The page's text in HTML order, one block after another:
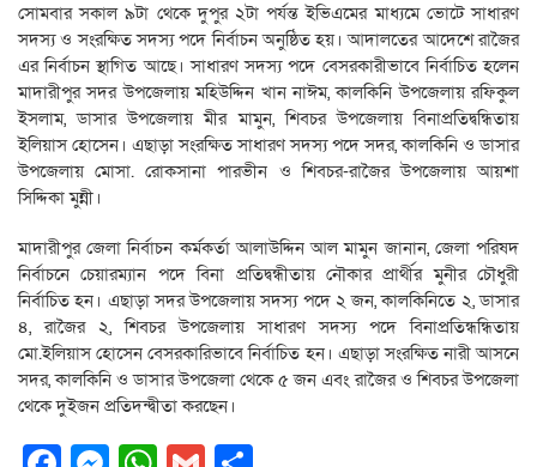
সোমবার সকাল ৯টা থেকে দুপুর ২টা পর্যন্ত ইভিএমের মাধ্যমে ভোটে সাধারণ
সদস্য ও সংরক্ষিত সদস্য পদে নির্বাচন অনুষ্ঠিত হয়। আদালতের আদেশে রাজৈর
এর নির্বাচন স্থাগিত আছে। সাধারণ সদস্য পদে বেসরকারীভাবে নির্বাচিত হলেন
মাদারীপুর সদর উপজেলায় মহিউদ্দিন খান নাঈম, কালকিনি উপজেলায় রফিকুল
ইসলাম, ডাসার উপজেলায় মীর মামুন, শিবচর উপজেলায় বিনাপ্রতিদ্বন্ধিতায়
ইলিয়াস হো‌সেন। এছাড়া সংরক্ষিত সাধারণ সদস্য পদে সদর, কালকিনি ও ডাসার
উপজেলায় মোসা. রোকসানা পারভীন ও শিবচর-রাজৈর উপজেলায় আয়শা
সিদ্দিকা মুন্নী।
মাদারীপুর জেলা নির্বাচন কর্মকর্তা আলাউদ্দিন আল মামুন জানান, জেলা পরিষদ
নির্বাচনে চেয়ারম্যান পদে বিনা প্রতিদ্বন্ধীতায় নৌকার প্রার্থীর মুনীর চৌধুরী
নির্বাচিত হন। এছাড়া সদর উপজেলায় সদস্য পদে ২ জন, কালকিনিতে ২, ডাসার
৪, রাজৈর ২, শিবচর উপজেলায় সাধারণ সদস্য পদে বিনাপ্রতিন্ধন্ধিতায়
মো.ইলিয়াস হোসেন বেসরকারিভাবে নির্বাচিত হন। এছাড়া সংরক্ষিত নারী আসনে
সদর, কালকিনি ও ডাসার উপজেলা থেকে ৫ জন এবং রাজৈর ও শিবচর উপজেলা
থেকে দুইজন প্রতিদন্দ্বীতা করছেন।